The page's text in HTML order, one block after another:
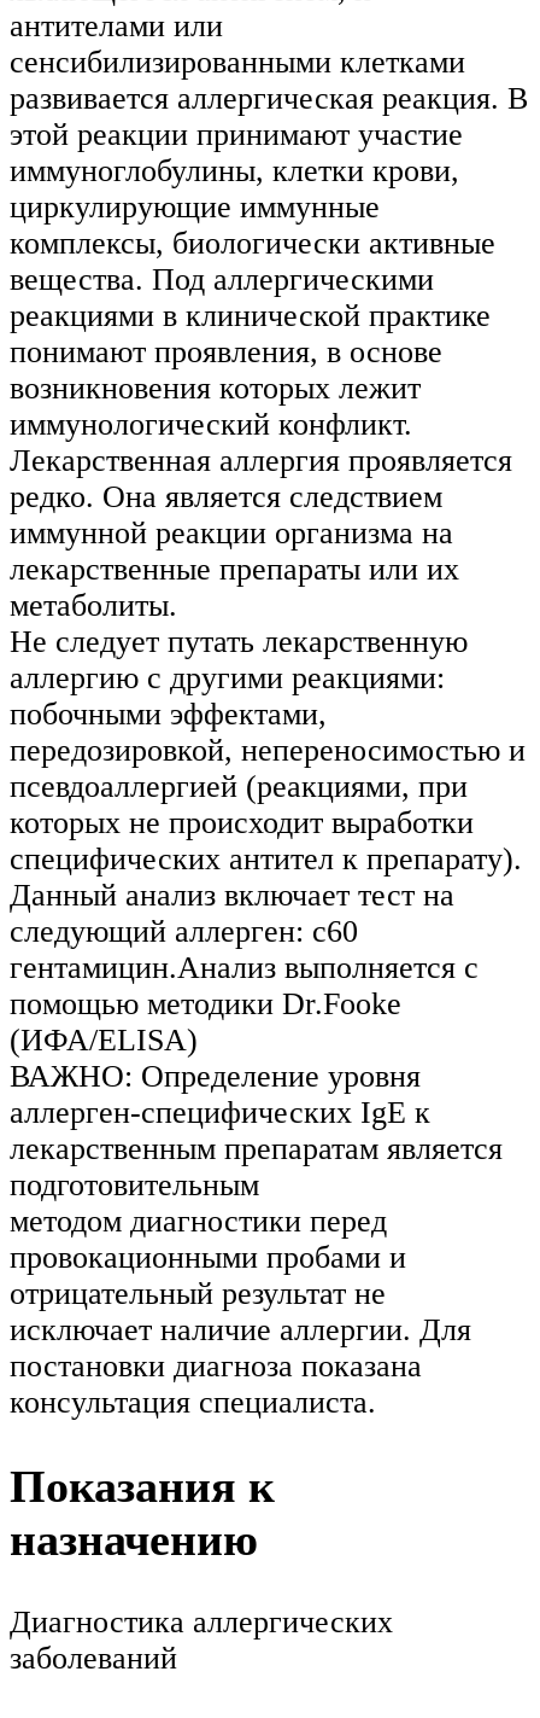
антителами или
сенсибилизированными клетками
развивается аллергическая реакция. В
этой реакции принимают участие
иммуноглобулины, клетки крови,
циркулирующие иммунные
комплексы, биологически активные
вещества. Под аллергическими
реакциями в клинической практике
понимают проявления, в основе
возникновения которых лежит
иммунологический конфликт.
Лекарственная аллергия проявляется
редко. Она является следствием
иммунной реакции организма на
лекарственные препараты или их
метаболиты.
Не следует путать лекарственную
аллергию с другими реакциями:
побочными эффектами,
передозировкой, непереносимостью и
псевдоаллергией (реакциями, при
которых не происходит выработки
специфических антител к препарату).
Данный анализ включает тест на
следующий аллерген: c60
гентамицин.Анализ выполняется с
помощью методики Dr.Fooke
(ИФА/ELISA)
ВАЖНО: Определение уровня
аллерген-специфических IgE к
лекарственным препаратам является
подготовительным
методом диагностики перед
провокационными пробами и
отрицательный результат не
исключает наличие аллергии. Для
постановки диагноза показана
консультация специалиста.
Показания к
назначению
Диагностика аллергических
заболеваний